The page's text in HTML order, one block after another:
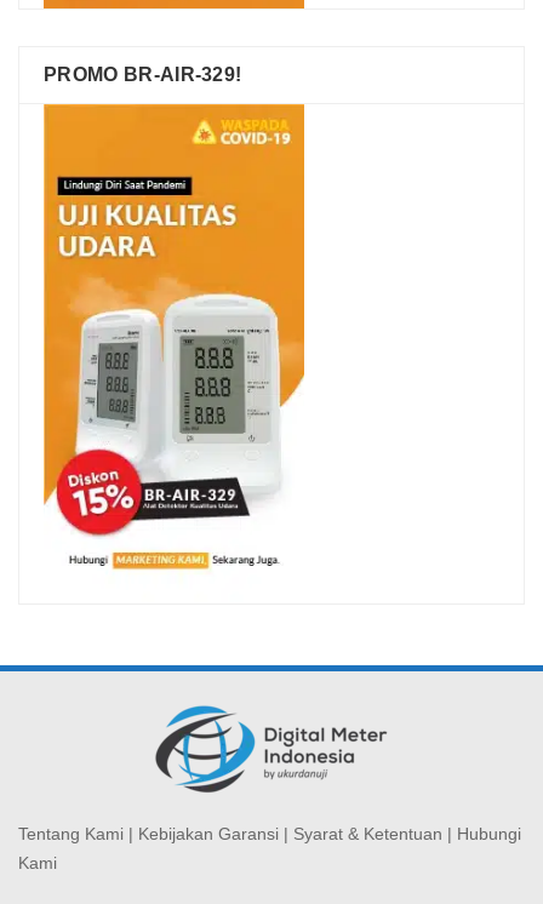
PROMO BR-AIR-329!
Tentang Kami | Kebijakan Garansi | Syarat & Ketentuan | Hubungi
Kami